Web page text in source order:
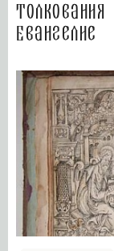
Толкования
Евангелие